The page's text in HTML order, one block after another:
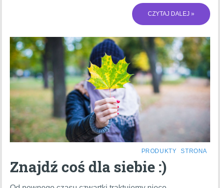
CZYTAJ DALEJ »
PRODUKTY STRONA
Znajdź coś dla siebie :)